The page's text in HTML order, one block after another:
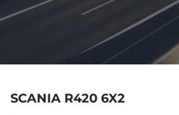
SCANIA R420 6X2